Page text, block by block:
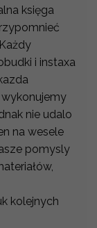
księga
i instaxa
wykonujemy
nie udalo
na wesele
pomysly
kolejnych